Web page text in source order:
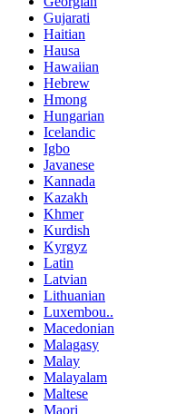
Gujarati
Haitian
Hausa
Hawaiian
Hebrew
Hmong
Hungarian
Icelandic
Igbo
Javanese
Kannada
Kazakh
Khmer
Kurdish
Kyrgyz
Latin
Latvian
Lithuanian
Luxembou..
Macedonian
Malagasy
Malay
Malayalam
Maltese
Maori